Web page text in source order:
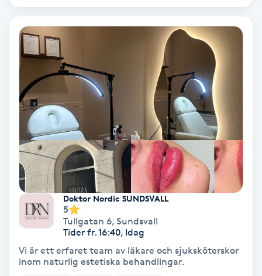
Power Yoga
PRP (Platelet Rich Plasma)
PRX-T33
Psoriasis
Radiofrekvens
Rakning
Reflexologi
Doktor Nordic SUNDSVALL
5
Tullgatan 6, Sundsvall
Tider fr. 16:40, Idag
Vi är ett erfaret team av läkare och sjuksköterskor
inom naturlig estetiska behandlingar.